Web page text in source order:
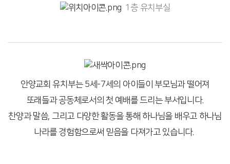
1층 유치부실
안양교회 유치부는 5세-7세의 아이들이 부모님과 떨어져
또래들과 공동체로서의 첫 예배를 드리는 부서입니다.
찬양과 말씀, 그리고 다양한 활동을 통해 하나님을 배우고 하나님
나라를 경험함으로써 믿음을 다져가고 있습니다.